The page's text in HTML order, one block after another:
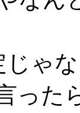
じゃ
った